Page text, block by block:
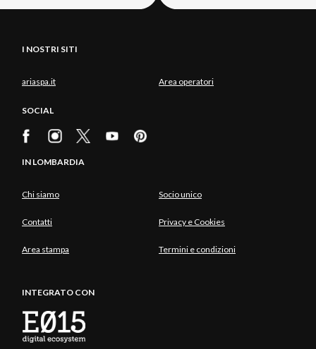
I NOSTRI SITI
ariaspa.it Area operatori
SOCIAL
IN LOMBARDIA
Chi siamo Socio unico
Contatti Privacy e Cookies
Area stampa Termini e condizioni
INTEGRATO CON